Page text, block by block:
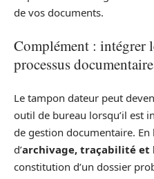
de vos documents.
Complément : intégrer
processus documentaire
Le tampon dateur peut
outil de bureau lorsqu’il est
de gestion documentaire. En
d’archivage, traçabilité et
constitution d’un dossier